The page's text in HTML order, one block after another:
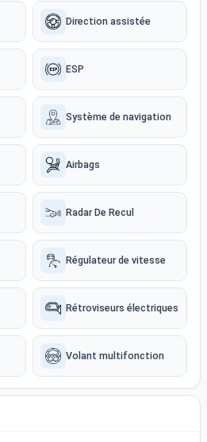
Direction assistée
ESP
Système de navigation
Airbags
Radar De Recul
Régulateur de vitesse
Rétroviseurs électriques
Volant multifonction